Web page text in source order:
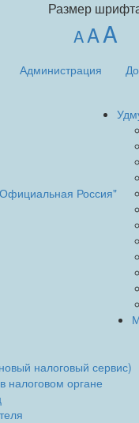
Размер
AAA
Администрация
Россия"
налоговый сервис)
налоговом органе